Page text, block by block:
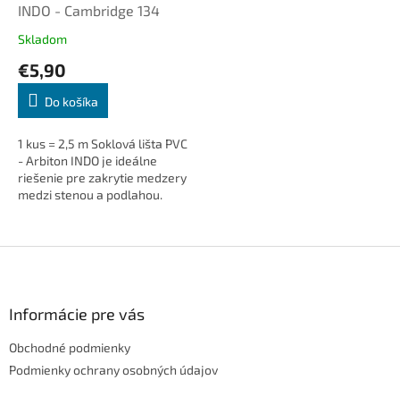
INDO - Cambridge 134
Skladom
€5,90
Do košíka
1 kus = 2,5 m Soklová lišta PVC
- Arbiton INDO je ideálne
riešenie pre zakrytie medzery
medzi stenou a podlahou.
káble...
Informácie pre vás
Obchodné podmienky
Podmienky ochrany osobných údajov